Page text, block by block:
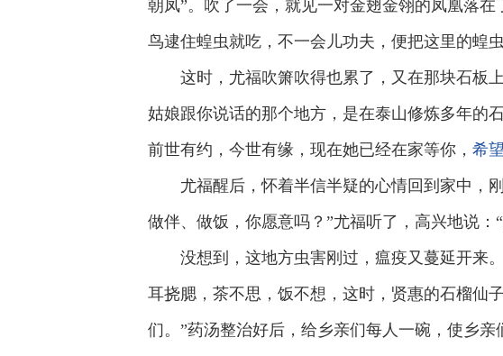
朝凤”。吹了一会，就见一对金翅金翎的凤凰落
鸟逮住蝗虫就吃，不一会儿功夫，便把这里的蝗
这时，尤福吹箫吹得也累了，又在那块石板
姑娘跟你说话的那个地方，是在泰山修炼多年的
前世有约，今世有缘，现在她已经在家等你， 希望
尤福醒后，怀着半信半疑的心情回到家中，
做伴、做饭，你愿意吗？”尤福听了，高兴地说
没想到，这地方虫害刚过，瘟疫又蔓延开来
耳挠腮，茶不思，饭不想，这时，贤惠的石榴仙
们。”药汤整治好后，给乡亲们每人一碗，使乡